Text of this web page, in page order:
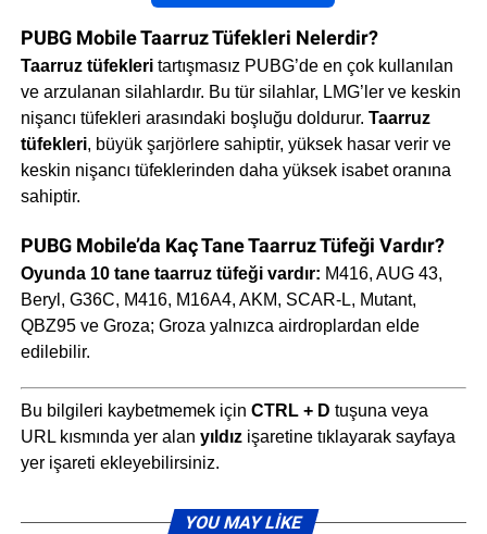
PUBG Mobile Taarruz Tüfekleri Nelerdir?
Taarruz tüfekleritartışmasız PUBG’de en çok kullanılan
ve arzulanan silahlardır. Bu tür silahlar, LMG’ler ve keskin
nişancı tüfekleri arasındaki boşluğu doldurur. Taarruz
tüfekleri, büyük şarjörlere sahiptir, yüksek hasar verir ve
keskin nişancı tüfeklerinden daha yüksek isabet oranına
sahiptir.
PUBG Mobile’da Kaç Tane Taarruz Tüfeği Vardır?
Oyunda 10 tane taarruz tüfeği vardır: M416, AUG 43,
Beryl, G36C, M416, M16A4, AKM, SCAR-L, Mutant,
QBZ95 ve Groza; Groza yalnızca airdroplardan elde
edilebilir.
Bu bilgileri kaybetmemek için CTRL + D tuşuna veya
URL kısmında yer alan yıldızişaretine tıklayarak sayfaya
yer işareti ekleyebilirsiniz.
YOU MAY LIKE